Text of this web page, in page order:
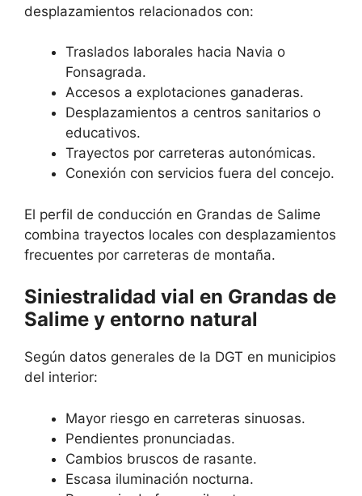
desplazamientos relacionados con:
Traslados laborales hacia Navia o
Fonsagrada.
Accesos a explotaciones ganaderas.
Desplazamientos a centros sanitarios o
educativos.
Trayectos por carreteras autonómicas.
Conexión con servicios fuera del concejo.
El perfil de conducción en Grandas de Salime
combina trayectos locales con desplazamientos
frecuentes por carreteras de montaña.
Siniestralidad vial en Grandas de
Salime y entorno natural
Según datos generales de la DGT en municipios
del interior:
Mayor riesgo en carreteras sinuosas.
Pendientes pronunciadas.
Cambios bruscos de rasante.
Escasa iluminación nocturna.